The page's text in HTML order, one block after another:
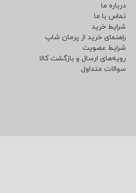
درباره ما
تماس با ما
شرایط خرید
راهنمای خرید از پرمان شاپ
شرایط عضویت
رویه‌های ارسال و بازگشت کالا
سوالات متداول